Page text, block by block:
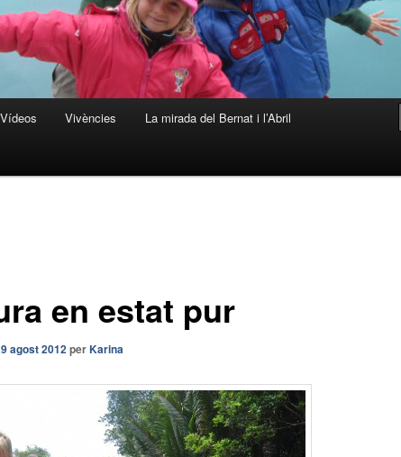
Vídeos Vivències La mirada del Bernat i l’Abril
en estat pur
agost 2012perKarina